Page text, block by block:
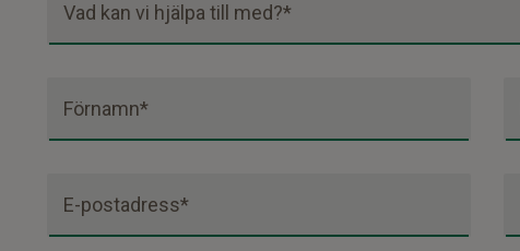
Vad kan vi hjälpa till med?*
Förnamn*
E-postadress*